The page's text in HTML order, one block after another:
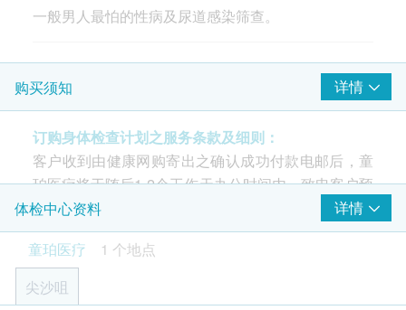
爱滋病抗原
报告
2个工作天
医护人员讲解报告
一般男人最怕的性病及尿道感染筛查。
购买须知 详情
订购身体检查计划之服务条款及细则：
客户收到由健康网购寄出之确认成功付款电邮后，童
珀医疗将于随后1-2个工作天办公时间内，致电客户预
约身体检查的时间及地点。客户亦可致电2117 0035
查询。
年龄
身体检查计划只适用于18岁或以上之人士。
体检中心资料
详情
童珀医疗
1 个地点
尖沙咀